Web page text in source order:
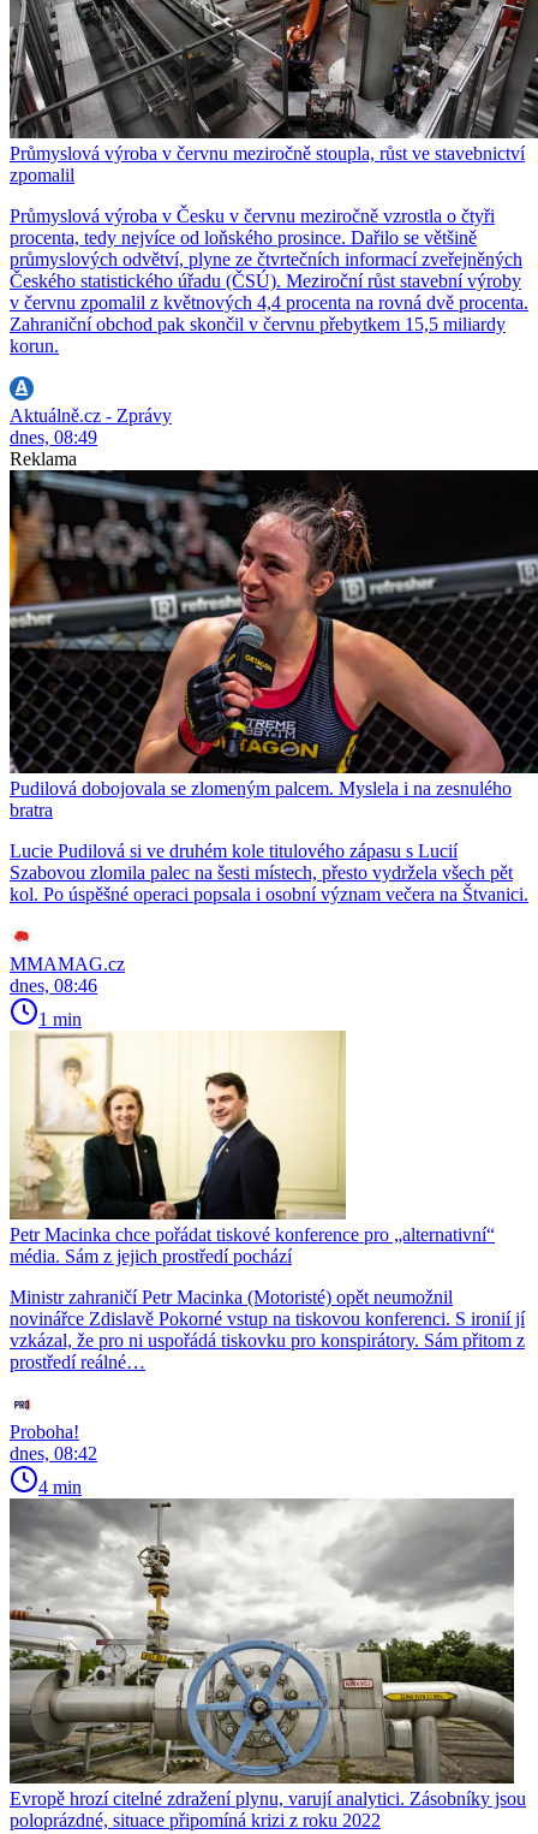
Průmyslová výroba v červnu meziročně stoupla, růst ve stavebnictví
zpomalil
Průmyslová výroba v Česku v červnu meziročně vzrostla o čtyři
procenta, tedy nejvíce od loňského prosince. Dařilo se většině
průmyslových odvětví, plyne ze čtvrtečních informací zveřejněných
Českého statistického úřadu (ČSÚ). Meziroční růst stavební výroby
v červnu zpomalil z květnových 4,4 procenta na rovná dvě procenta.
Zahraniční obchod pak skončil v červnu přebytkem 15,5 miliardy
korun.
Aktuálně.cz - Zprávy
dnes, 08:49
Reklama
Pudilová dobojovala se zlomeným palcem. Myslela i na zesnulého
bratra
Lucie Pudilová si ve druhém kole titulového zápasu s Lucií
Szabovou zlomila palec na šesti místech, přesto vydržela všech pět
kol. Po úspěšné operaci popsala i osobní význam večera na Štvanici.
MMAMAG.cz
dnes, 08:46
1 min
Petr Macinka chce pořádat tiskové konference pro „alternativní“
média. Sám z jejich prostředí pochází
Ministr zahraničí Petr Macinka (Motoristé) opět neumožnil
novinářce Zdislavě Pokorné vstup na tiskovou konferenci. S ironií jí
vzkázal, že pro ni uspořádá tiskovku pro konspirátory. Sám přitom z
prostředí reálné…
Proboha!
dnes, 08:42
4 min
Evropě hrozí citelné zdražení plynu, varují analytici. Zásobníky jsou
poloprázdné, situace připomíná krizi z roku 2022